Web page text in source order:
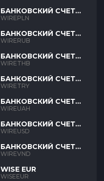
БАНКОВСКИЙ СЧЕТ
PLN
WIREPLN
БАНКОВСКИЙ СЧЕТ
RUB
WIRERUB
БАНКОВСКИЙ СЧЕТ
THB
WIRETHB
БАНКОВСКИЙ СЧЕТ
TRY
WIRETRY
БАНКОВСКИЙ СЧЕТ
UAH
WIREUAH
БАНКОВСКИЙ СЧЕТ
USD
WIREUSD
БАНКОВСКИЙ СЧЕТ
VND
WIREVND
WISE EUR
WISEEUR